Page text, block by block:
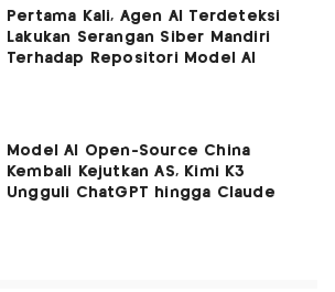
Pertama Kali, Agen AI Terdeteksi
Lakukan Serangan Siber Mandiri
Terhadap Repositori Model AI
Model AI Open-Source China
Kembali Kejutkan AS, Kimi K3
Ungguli ChatGPT hingga Claude